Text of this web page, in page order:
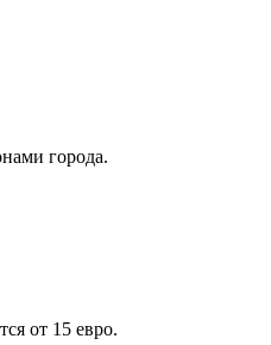
города.
от 15 евро.